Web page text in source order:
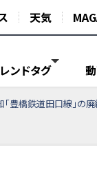
天気
ンドタグ
豊橋鉄道田口線」の廃